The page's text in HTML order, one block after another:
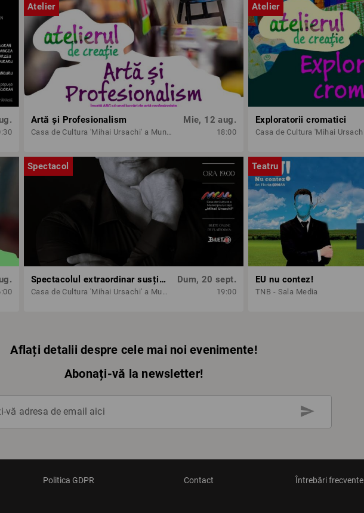
Atelier
Artă și Profesionalism
Casa de Cultura 'Mihai Ursachi' a Municipiului Iasi
Mie, 12 aug.
18:00
Atelier
Exploratorii cromatici
Spectacol
Spectacolul extraordinar susținut de tenorul Paul Cel Mare
Casa de Cultura 'Mihai Ursachi' a Municipiului Iasi
Dum, 20 sept.
19:00
Teatru
EU nu contez!
TNB - Sala Media
Aflați detalii despre cele mai noi evenimente!
Abonați-vă la newsletter!
vă adresa de email aici send
Politica GDPR Contact Întrebări frecvente